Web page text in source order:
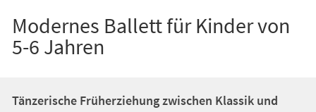
Modernes Ballett für Kinder von
5-6 Jahren
Tänzerische Früherziehung zwischen Klassik und